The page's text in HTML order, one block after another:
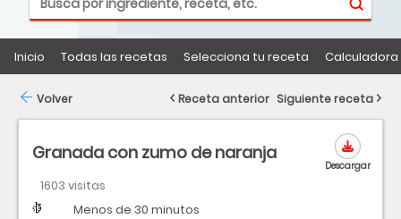
Inicio Todas las recetas Selecciona tu receta
Granada con zumo de naranja
1603 visitas
Dificultad
Tiempo Menos de 30 minutos
Descargar
Volver Receta anterior Siguiente receta